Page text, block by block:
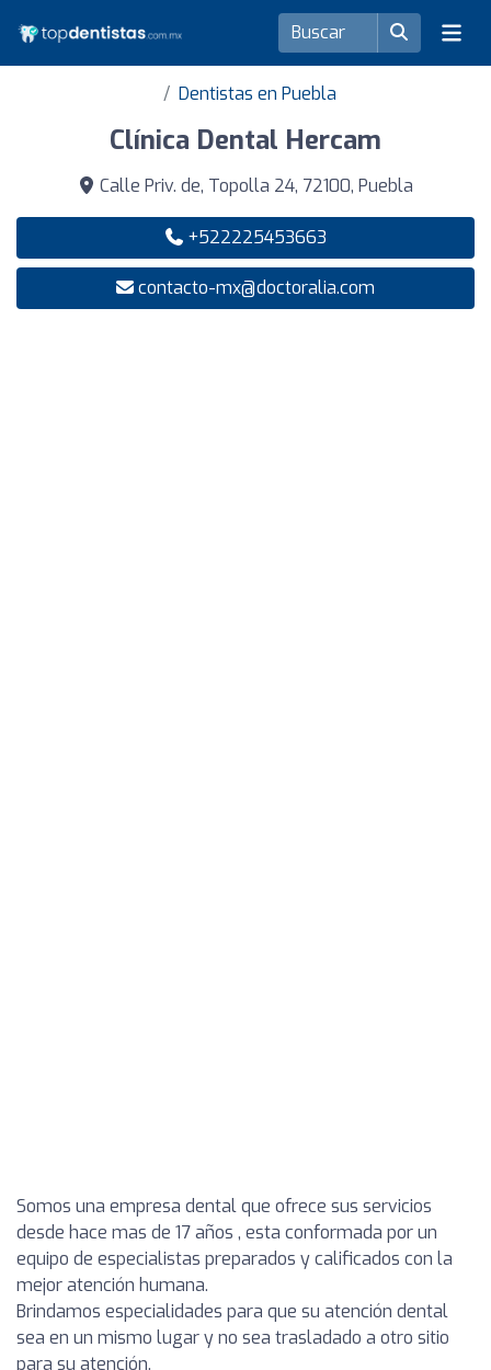
Dentistas en Puebla
Clínica Dental Hercam
Calle Priv. de, Topolla 24, 72100, Puebla
+522225453663
contacto-mx@doctoralia.com
Somos una empresa dental que ofrece sus servicios
desde hace mas de 17 años , esta conformada por un
equipo de especialistas preparados y calificados con la
mejor atención humana.
Brindamos especialidades para que su atención dental
sea en un mismo lugar y no sea trasladado a otro sitio
para su atención.